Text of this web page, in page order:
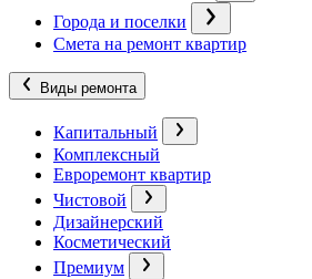
Города и поселки
Смета на ремонт квартир
Виды ремонта
Капитальный
Комплексный
Евроремонт квартир
Чистовой
Дизайнерский
Косметический
Премиум